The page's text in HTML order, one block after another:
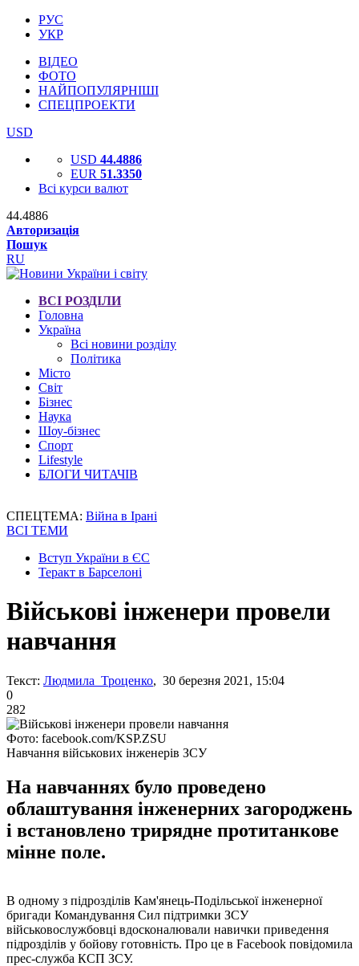
РУС
УКР
ВІДЕО
ФОТО
НАЙПОПУЛЯРНІШІ
СПЕЦПРОЕКТИ
USD
USD 44.4886
EUR 51.3350
Всі курси валют
44.4886
Авторизація
Пошук
RU
ВСІ РОЗДІЛИ
Головна
Україна
Всі новини розділу
Політика
Місто
Світ
Бізнес
Наука
Шоу-бізнес
Спорт
Lifestyle
БЛОГИ ЧИТАЧІВ
СПЕЦТЕМА: Війна в Ірані
ВСІ ТЕМИ
Вступ України в ЄС
Теракт в Барселоні
Військові інженери провели
навчання
Текст: Людмила Троценко, 30 березня 2021, 15:04
0
282
Фото: facebook.com/KSP.ZSU
Навчання військових інженерів ЗСУ
На навчаннях було проведено
облаштування інженерних загороджень
і встановлено трирядне протитанкове
мінне поле.
В одному з підрозділів Кам'янець-Подільської інженерної
бригади Командування Сил підтримки ЗСУ
військовослужбовці вдосконалювали навички приведення
підрозділів у бойову готовність. Про це в Facebook повідомила
прес-служба КСП ЗСУ.